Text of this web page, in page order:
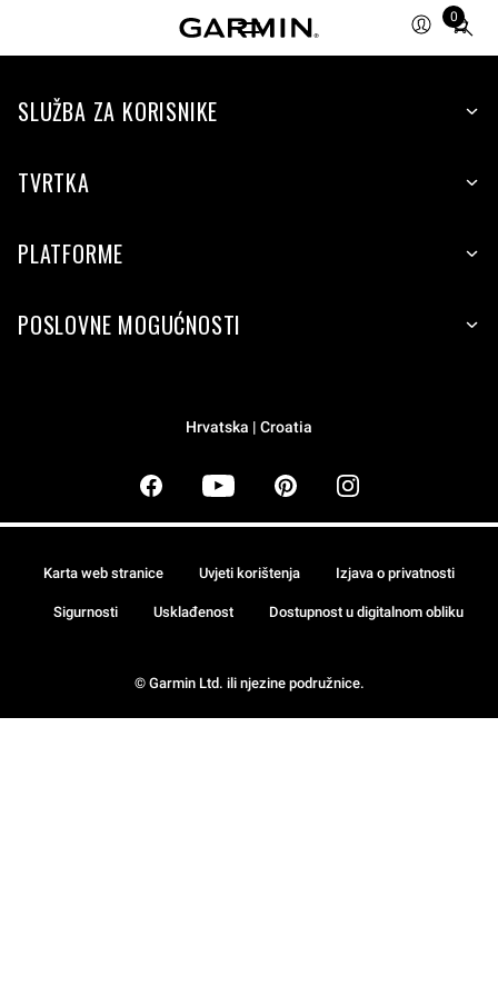
0
Total
items
cart:
SLUŽBA ZA KORISNIKE
TVRTKA
PLATFORME
POSLOVNE MOGUĆNOSTI
Hrvatska | Croatia
© Garmin Ltd. ili njezine podružnice.
Karta web stranice Uvjeti korištenja Izjava o privatnosti
Sigurnosti Usklađenost Dostupnost u digitalnom obliku